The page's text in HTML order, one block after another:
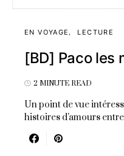
EN VOYAGE LECTURE
[BD] Paco les
2 MINUTE READ
Un point de vue
histoires d'amours